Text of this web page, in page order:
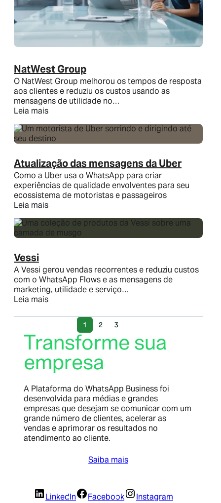
NatWest Group
O NatWest Group melhorou os tempos de resposta
aos clientes e reduziu os custos usando as
mensagens de utilidade no…
Leia mais
Atualização das mensagens da Uber
Como a Uber usa o WhatsApp para criar
experiências de qualidade envolventes para seu
ecossistema de motoristas e passageiros
Leia mais
Vessi
A Vessi gerou vendas recorrentes e reduziu custos
com o WhatsApp Flows e as mensagens de
marketing, utilidade e serviço…
Leia mais
1 2 3
Transforme sua
empresa
A Plataforma do WhatsApp Business foi
desenvolvida para médias e grandes
empresas que desejam se comunicar com um
grande número de clientes, acelerar as
vendas e aprimorar os resultados no
atendimento ao cliente.
Saiba mais
LinkedIn Facebook Instagram